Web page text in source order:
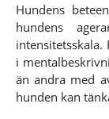
Hundens
hundens
i
än andra med
hunden kan